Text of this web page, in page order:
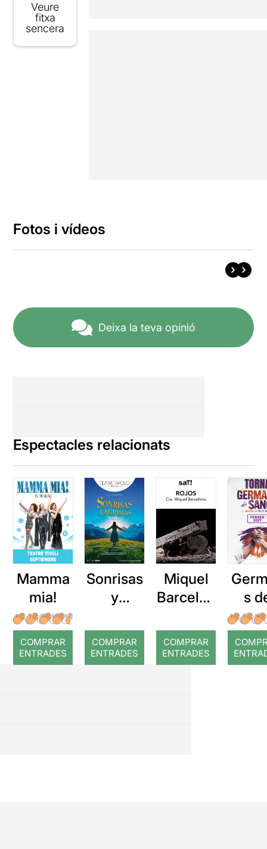
Veure
fitxa
sencera
Fotos i vídeos
Deixa la teva opinió
Espectacles relacionats
Mamma
mia!
COMPRAR
ENTRADES
Sonrisas
y
COMPRAR
ENTRADES
Miquel
Barcelon
COMPRAR
ENTRADES
s